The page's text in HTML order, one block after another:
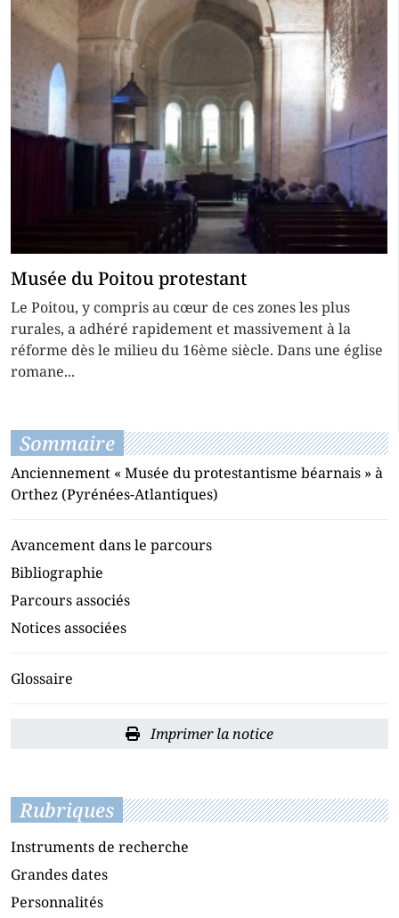
Musée du Poitou protestant
Le Poitou, y compris au cœur de ces zones les plus
rurales, a adhéré rapidement et massivement à la
réforme dès le milieu du 16ème siècle. Dans une église
romane...
Sommaire
Anciennement « Musée du protestantisme béarnais » à
Orthez (Pyrénées-Atlantiques)
Avancement dans le parcours
Bibliographie
Parcours associés
Notices associées
Glossaire
Imprimer la notice
Rubriques
Instruments de recherche
Grandes dates
Personnalités